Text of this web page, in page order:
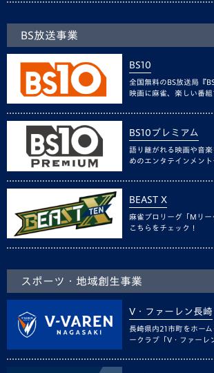
BS放送事業
BS10
全国無料のBS放送局『
映画に麻雀、楽しい番組
BS10プレミアム
語り継がれる映画や音
めのエンタテインメン
BEAST X
麻雀プロリーグ「Mリ
こちらをチェック！
スポーツ・地域創生事業
V・ファーレン長崎
長崎県内21市町をホー
ークラブ「V・ファーレ